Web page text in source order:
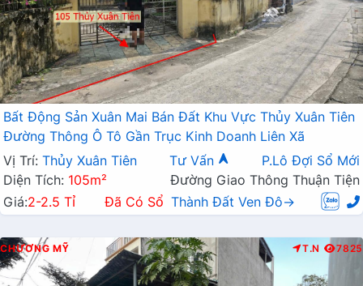
Bất Động Sản Xuân Mai Bán Đất Khu Vực Thủy Xuân Tiên
Đường Thông Ô Tô Gần Trục Kinh Doanh Liên Xã
Vị Trí: Thủy Xuân Tiên Tư Vấn
P.Lô Đợi Sổ Mới
Diện Tích: 105m²
Đường Giao Thông Thuận Tiện
Giá:2-2.5 Tỉ Đã Có Sổ Thành Đất Ven Đô→
CHƯƠNG MỸ T.N 7825